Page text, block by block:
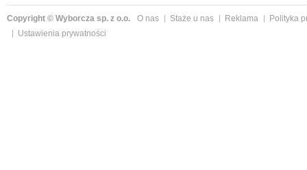
Copyright © Wyborcza sp. z o.o. O nas Staże u nas Reklama
Polityka
Ustawienia prywatności